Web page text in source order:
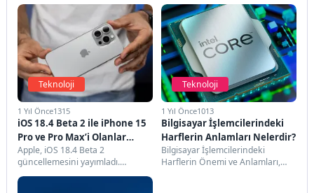
Teknoloji
1 Yıl Önce1315
iOS 18.4 Beta 2 ile iPhone 15
Pro ve Pro Max’i Olanlar
Yaşadı
Apple, iOS 18.4 Beta 2
güncellemesini yayımladı.
Yayımlanan güncelleme ile
birlikte, iPhone 16 serisinin
Teknoloji
1 Yıl Önce1013
Bilgisayar İşlemcilerindeki
Harflerin Anlamları Nelerdir?
Bilgisayar İşlemcilerindeki
Harflerin Önemi ve Anlamları,